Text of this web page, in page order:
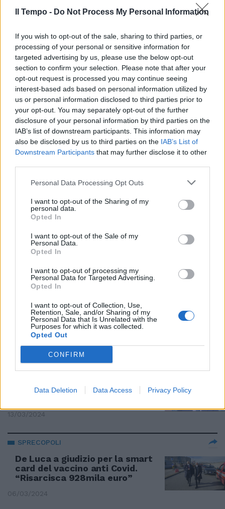
Il Tempo - Do Not Process My Personal Information
If you wish to opt-out of the sale, sharing to third parties, or
processing of your personal or sensitive information for
targeted advertising by us, please use the below opt-out
section to confirm your selection. Please note that after your
opt-out request is processed you may continue seeing
interest-based ads based on personal information utilized by
us or personal information disclosed to third parties prior to
your opt-out. You may separately opt-out of the further
disclosure of your personal information by third parties on the
IAB’s list of downstream participants. This information may
also be disclosed by us to third parties on the IAB’s List of
Downstream Participants that may further disclose it to other
Personal Data Processing Opt Outs
I want to opt-out of the Sharing of my
personal data.
Opted In
I want to opt-out of the Sale of my
Personal Data.
Opted In
I want to opt-out of processing my
Personal Data for Targeted Advertising.
Opted In
I want to opt-out of Collection, Use,
Retention, Sale, and/or Sharing of my
Personal Data that Is Unrelated with the
Purposes for which it was collected.
Opted Out
CONFIRM
Data Deletion Data Access Privacy Policy
marcia indietro
NUMERI DA INCUBO
Morbillo e pertosse spaventano
l'Europa. Pochi vaccini e boom di
infezioni
23/04/2024
CASI IN SALITA
Incubo morbillo nel Lazio: paura
Pfizergate, chi è il vero
Paragone sul caso vaccini-Ue
04/04/2024
DOSI ANTI-COVID
Ursula nei guai per gli sms con
Pfizer
02/04/2024
NOVAX
scatena dopo il nuovo studio sul
13/03/2024
SPRECOPOLI
De Luca a giudizio per la smart
card del vaccino anti Covid.
“Risarcisca 928mila euro”
06/03/2024